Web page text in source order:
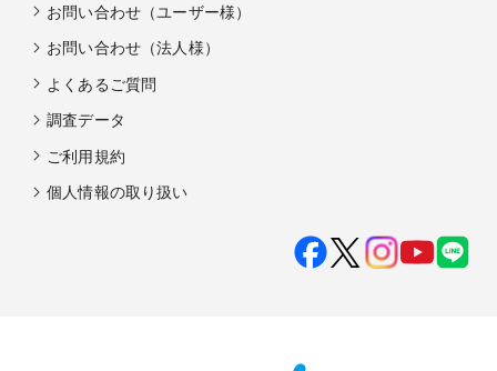
お問い合わせ（ユーザー様）
お問い合わせ（法人様）
よくあるご質問
調査データ
ご利用規約
個人情報の取り扱い